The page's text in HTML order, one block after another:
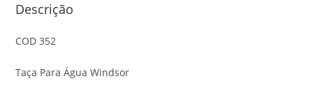
Descrição
COD 352
Taça Para Água Windsor